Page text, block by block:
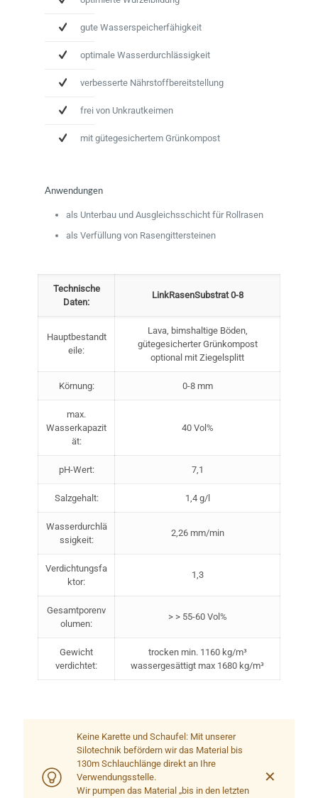
gute Wasserspeicherfähigkeit
optimale Wasserdurchlässigkeit
verbesserte Nährstoffbereitstellung
frei von Unkrautkeimen
mit gütegesichertem Grünkompost
Anwendungen
als Unterbau und Ausgleichsschicht für Rollrasen
als Verfüllung von Rasengittersteinen
Technische
Daten:
LinkRasenSubstrat 0-8
Hauptbestandt
eile:
Lava, bimshaltige Böden,
gütegesicherter Grünkompost
optional mit Ziegelsplitt
Körnung: 0-8 mm
max.
Wasserkapazit
ät:
40 Vol%
pH-Wert: 7,1
Salzgehalt: 1,4 g/l
Wasserdurchlä
ssigkeit:
2,26 mm/min
Verdichtungsfa
ktor:
1,3
Gesamtporenv
olumen:
> > 55-60 Vol%
Gewicht
verdichtet:
trocken min. 1160 kg/m³
wassergesättigt max 1680 kg/m³
Keine Karette und Schaufel: Mit unserer
Silotechnik befördern wir das Material bis
130m Schlauchlänge direkt an Ihre
Verwendungsstelle.
Wir pumpen das Material „bis in den letzten
✕